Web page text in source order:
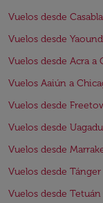
Vuelos desde
Vuelos desde
Vuelos desde Acra a
Vuelos Aaiún a
Vuelos desde
Vuelos desde
Vuelos desde
Vuelos desde
Vuelos desde